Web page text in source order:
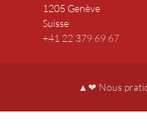
1205 Genève
Suisse
+41 22 379 69 67
▲❤ Nous